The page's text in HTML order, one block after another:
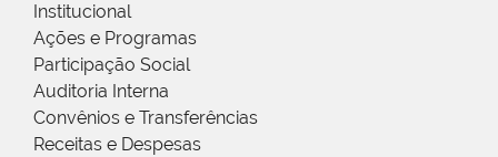
Institucional
Ações e Programas
Participação Social
Auditoria Interna
Convênios e Transferências
Receitas e Despesas